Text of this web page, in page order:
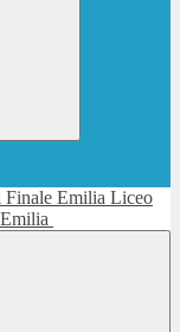
Liceo